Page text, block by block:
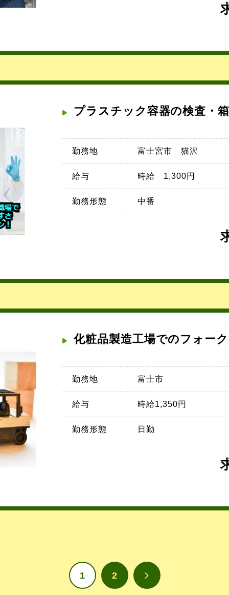
プラスチック容器の検査・
勤務地 富士宮市 猫沢
給与 時給 1,300円
勤務形態 中番
化粧品製造工場でのフォー
勤務地 富士市
給与 時給1,350円
勤務形態 日勤
1 2